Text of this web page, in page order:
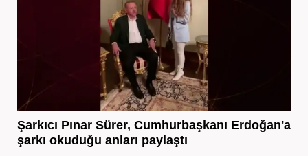
Şarkıcı Pınar Sürer, Cumhurbaşkanı Erdoğan'a
şarkı okuduğu anları paylaştı